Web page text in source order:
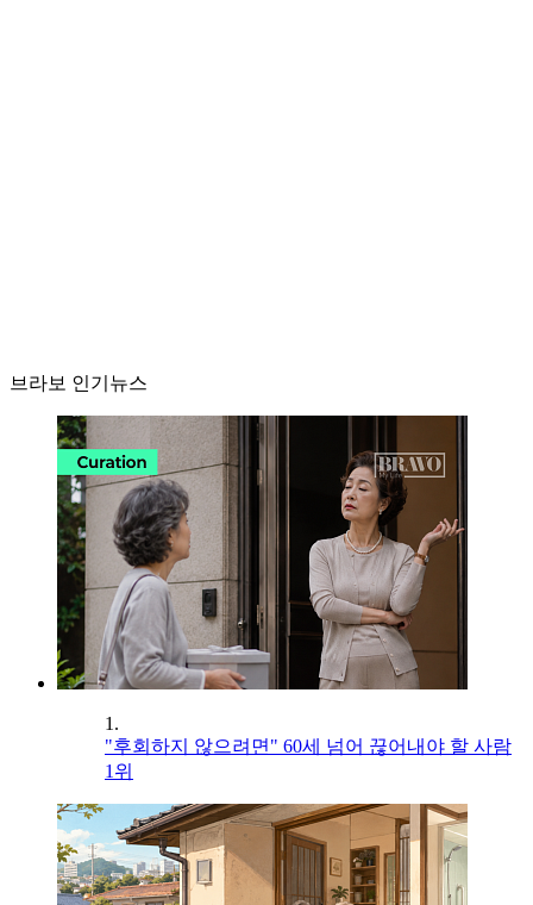
브라보 인기뉴스
1.
"후회하지 않으려면" 60세 넘어 끊어내야 할 사람
1위